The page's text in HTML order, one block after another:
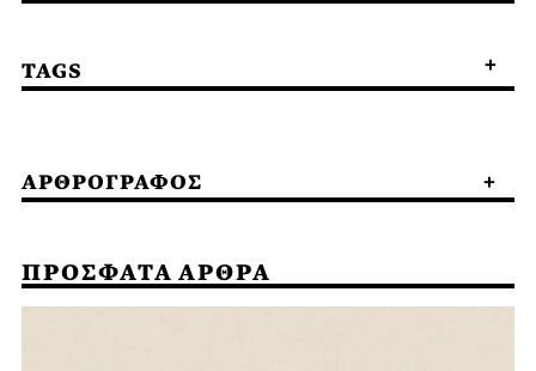
TAGS
ΑΡΘΡΟΓΡΑΦΟΣ
ΠΡΟΣΦΑΤΑ ΑΡΘΡΑ